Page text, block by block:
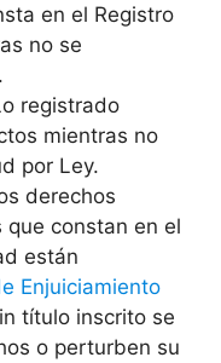
en el Registro
no se
registrado
mientras no
por Ley.
derechos
constan en el
están
Enjuiciamiento
título inscrito se
o perturben su